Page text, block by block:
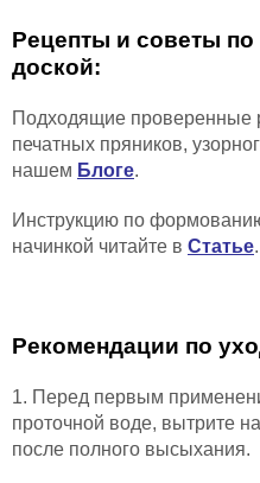
Рецепты и советы по
доской:
Подходящие проверенные
печатных пряников,
нашем Блоге.
Инструкцию по
начинкой читайте в Статье.
Рекомендации по
1. Перед первым
проточной воде, вытрите
после полного высыхания.